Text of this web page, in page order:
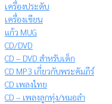
เครื่องประดับ
เครื่องเขียน
แก้ว MUG
CD/DVD
CD – DVD สำหรับเด็ก
CD MP3 เกี่ยวกับพระคัมภีร์
CD เพลงไทย
CD – เพลงลูกทุ่ง/หมอลำ